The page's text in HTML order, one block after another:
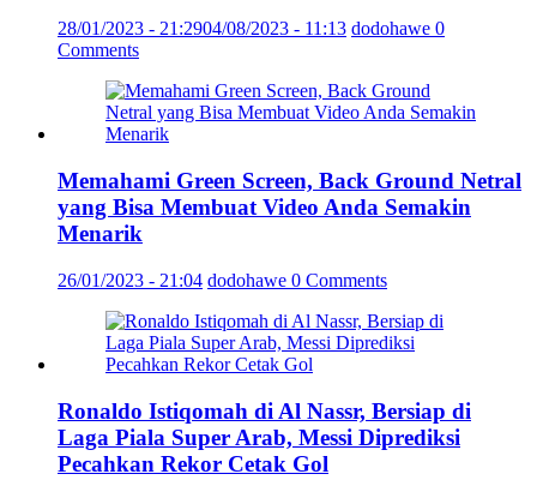
28/01/2023 - 21:2904/08/2023 - 11:13 dodohawe 0
Comments
Memahami Green Screen, Back Ground Netral
yang Bisa Membuat Video Anda Semakin
Menarik
26/01/2023 - 21:04 dodohawe 0 Comments
Ronaldo Istiqomah di Al Nassr, Bersiap di
Laga Piala Super Arab, Messi Diprediksi
Pecahkan Rekor Cetak Gol